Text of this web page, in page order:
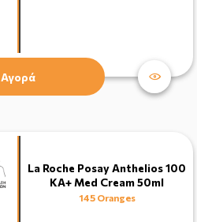
Αγορά
La Roche Posay Anthelios 100
KA+ Med Cream 50ml
145 Oranges